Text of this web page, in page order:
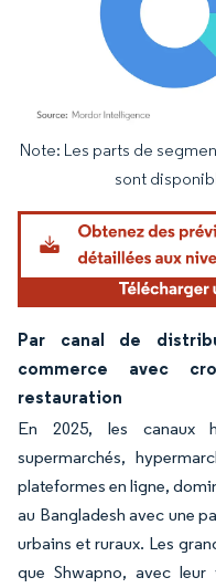
Image © Mordor Intelligence. La
Note: Les parts de
sont
Par canal de
commerce avec
restauration
En 2025, les canaux
supermarchés,
plateformes en ligne,
au Bangladesh avec une
urbains et ruraux. Les
que Shwapno, avec